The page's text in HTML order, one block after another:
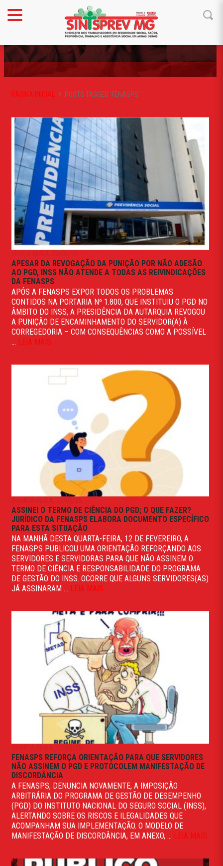
FENASPS
PÁGINA INICIAL POSTS TAGGED 'FENASPS'
APESAR DA REVOGAÇÃO DA PUNIÇÃO POR NÃO ADESÃO
AO PGD, INSS NÃO ATENDE A TODAS AS REIVINDICAÇÕES
DA FENASPS
APÓS A FENASPS EXPOR TODOS OS PROBLEMAS
CONTIDOS NA PORTARIA Nº 1.800, QUE INSTITUIU O PGD NO
ÂMBITO DO INSS, A PRESIDÊNCIA DA AUTARQUIA REVOGOU
A PUNIÇÃO DE ENCAMINHAMENTO DO SERVIDOR(A) À
CORREGEDORIA – COM CONSEQUÊNCIAS COMO A POSSÍVEL
... LEIA MAIS
ASSINEI O TERMO DE CIÊNCIA DO PGD; O QUE FAZER?
JURÍDICO DA FENASPS ELABORA DOCUMENTO ESPECÍFICO
PARA ESTA SITUAÇÃO
NA MANHÃ DESTA QUARTA-FEIRA, 12 DE FEVEREIRO, A
FENASPS PUBLICOU UMA ORIENTAÇÃO REFORÇANDO AOS
SERVIDORES E SERVIDORAS PARA QUE NÃO ASSINEM O
TERMO DE CIÊNCIA E RESPONSABILIDADE DO PROGRAMA
DE GESTÃO DO INSS. OCORRE QUE ALGUNS SERVIDORES(AS)
JÁ ASSINARAM ... LEIA MAIS
FENASPS REFORÇA ORIENTAÇÃO PARA QUE SERVIDORES
NÃO ASSINEM O PGD E PROTOCOLEM MANIFESTAÇÃO DE
DISCORDÂNCIA
A FENASPS, DENUNCIA NOVAMENTE, A IMPOSIÇÃO
ARBITRÁRIA DO PROGRAMA DE GESTÃO DE DESEMPENHO
(PGD) DO INSTITUTO NACIONAL DO SEGURO SOCIAL (INSS),
ALERTANDO SOBRE OS RISCOS E ILEGALIDADES QUE
ACOMPANHAM SUA IMPLEMENTAÇÃO. O MODELO DE
MANIFESTAÇÃO DE DISCORDÂNCIA, EM ANEXO, ... LEIA MAIS